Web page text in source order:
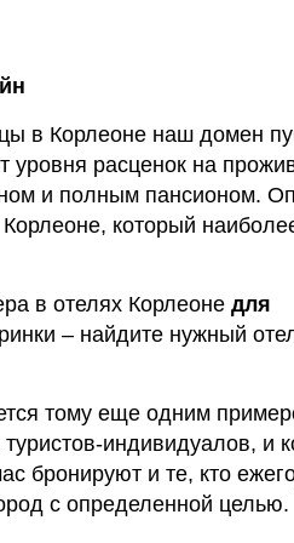
в Корлеоне наш домен
уровня расценок на
и полным пансионом.
Корлеоне, который
в отелях Корлеоне для
– найдите нужный
тому еще одним
индивидуалов, и
бронируют и те, кто
с определенной целью.